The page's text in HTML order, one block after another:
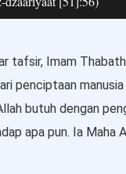
tafsir, Imam
penciptaan
butuh dengan
apa pun. Ia Maha